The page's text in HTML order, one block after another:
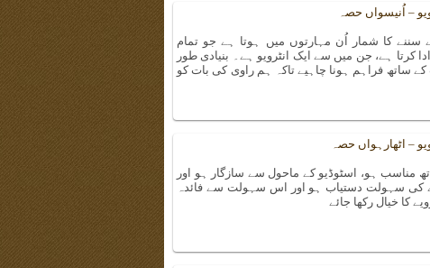
– اُنیسواں حصہ
کا شمار اُن مہارتوں میں ہوتا ہے جو تمام
کرتا ہے، جن میں سے ایک انٹرویو ہے۔ بنیادی طور
ساتھ فراہم ہونا چاہیے تاکہ ہم راوی کی بات کو
– اٹھارہواں حصہ
مناسب ہو، اسٹوڈیو کے ماحول سے سازگار ہو اور
کی سہولت دستیاب ہو اور اس سہولت سے فائدہ
کا خیال رکھا جائے